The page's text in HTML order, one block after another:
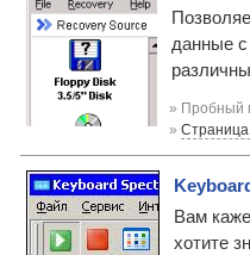
данные с
» Пробный
»
Вам
хотите